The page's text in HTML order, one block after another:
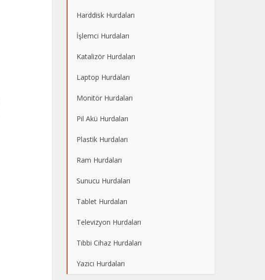
Harddisk Hurdaları
İşlemci Hurdaları
Katalizör Hurdaları
Laptop Hurdaları
Monitör Hurdaları
Pil Akü Hurdaları
Plastik Hurdaları
Ram Hurdaları
Sunucu Hurdaları
Tablet Hurdaları
Televizyon Hurdaları
Tıbbi Cihaz Hurdaları
Yazıcı Hurdaları